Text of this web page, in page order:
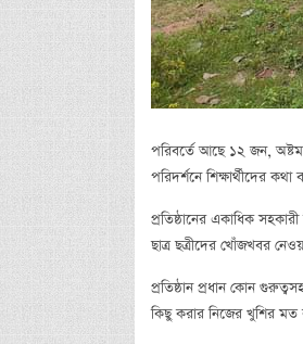
পরিবর্তে আছে ১২ জন, অষ্টম
পরিদর্শনে শিক্ষার্থীদের
প্রতিষ্ঠানের একাধিক
ছাত্র ছত্রীদের খোঁজখবর
প্রতিষ্ঠান প্রধান কোন
কিছু করার নিজের খুশির